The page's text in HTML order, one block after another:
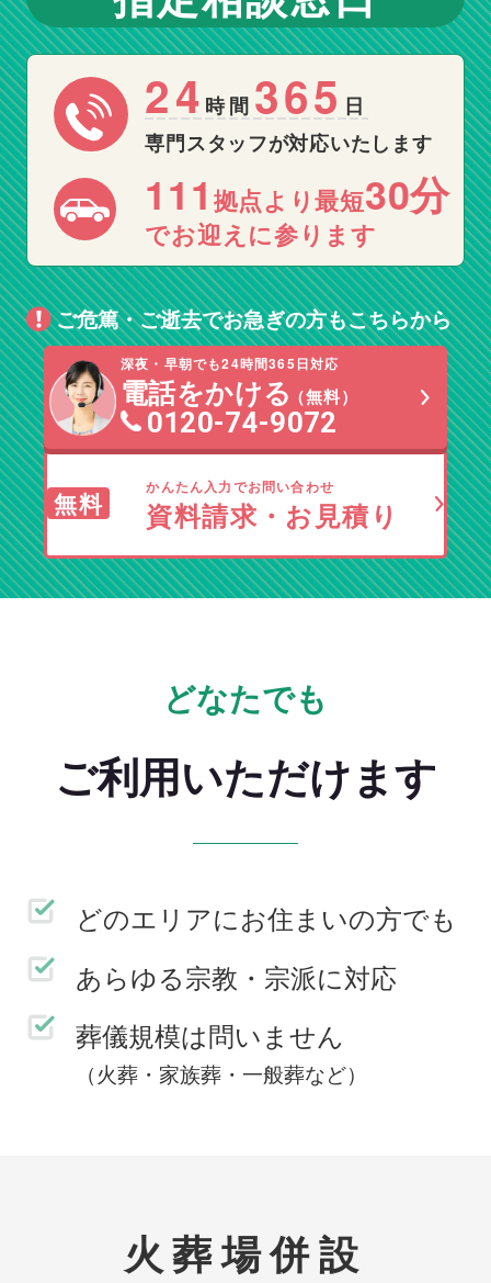
24 時間 365 日
専門スタッフが対応いたします
111 拠点より最短30分
でお迎えに参ります
ご危篤・ご逝去でお急ぎの方もこちらから
深夜・早朝でも24時間365日対応
電話をかける（無料）
0120-74-9072
無料
かんたん入力でお問い合わせ
資料請求・お見積り
どなたでも
ご利用いただけます
どのエリアにお住まいの方でも
あらゆる宗教・宗派に対応
葬儀規模は問いません
（火葬・家族葬・一般葬など）
火葬場併設